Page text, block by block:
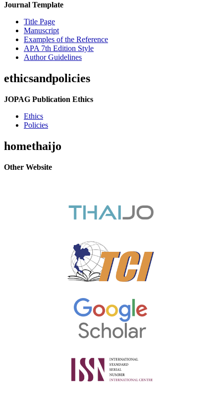
Journal Template
Title Page
Manuscript
Examples of the Reference
APA 7th Edition Style
Author Guidelines
ethicsandpolicies
JOPAG Publication Ethics
Ethics
Policies
homethaijo
Other Website